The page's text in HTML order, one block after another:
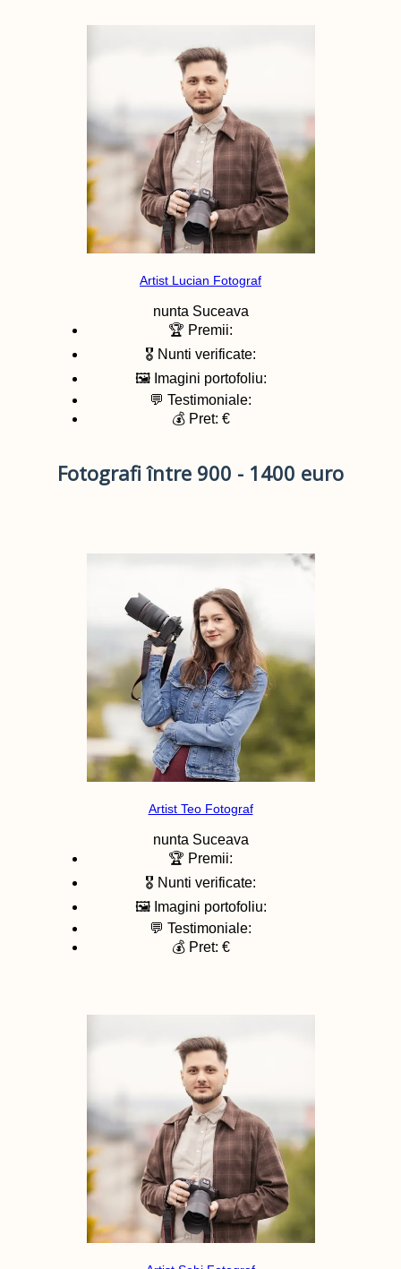
Artist Lucian Fotograf
nunta Suceava
🏆 Premii:
🎖️ Nunti verificate:
🖼️ Imagini portofoliu:
💬 Testimoniale:
💰 Pret: €
Fotografi între 900 - 1400 euro
Artist Teo Fotograf
nunta Suceava
🏆 Premii:
🎖️ Nunti verificate:
🖼️ Imagini portofoliu:
💬 Testimoniale:
💰 Pret: €